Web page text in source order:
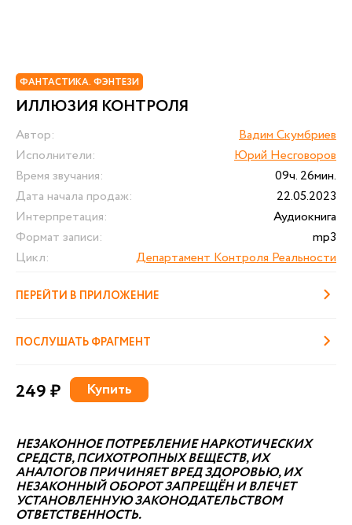
ФАНТАСТИКА. ФЭНТЕЗИ
ИЛЛЮЗИЯ КОНТРОЛЯ
Автор:
Вадим Скумбриев
Исполнители:
Юрий Несговоров
Время звучания:
09ч. 26мин.
Дата начала продаж:
22.05.2023
Интерпретация:
Аудиокнига
Формат записи:
mp3
Цикл:
Департамент Контроля Реальности
ПЕРЕЙТИ В ПРИЛОЖЕНИЕ
ПОСЛУШАТЬ ФРАГМЕНТ
249 ₽ Купить
НЕЗАКОННОЕ ПОТРЕБЛЕНИЕ НАРКОТИЧЕСКИХ
СРЕДСТВ, ПСИХОТРОПНЫХ ВЕЩЕСТВ, ИХ
АНАЛОГОВ ПРИЧИНЯЕТ ВРЕД ЗДОРОВЬЮ, ИХ
НЕЗАКОННЫЙ ОБОРОТ ЗАПРЕЩЁН И ВЛЕЧЕТ
УСТАНОВЛЕННУЮ ЗАКОНОДАТЕЛЬСТВОМ
ОТВЕТСТВЕННОСТЬ.